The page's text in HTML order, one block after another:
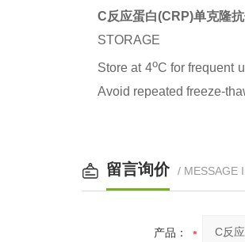
C反应蛋白(CRP)单克隆
STORAGE
Store at 4oC for frequent
Avoid repeated freeze-
留言询价 / MESSAGE
产品：